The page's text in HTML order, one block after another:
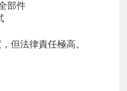
部件
但法律責任極高。